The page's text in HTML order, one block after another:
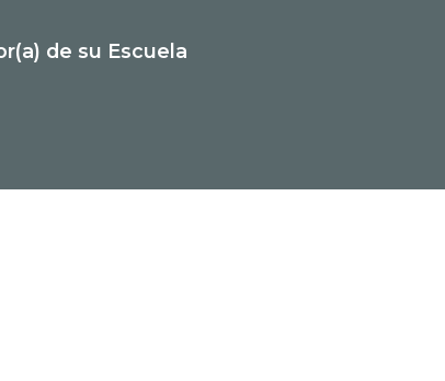
de su Escuela